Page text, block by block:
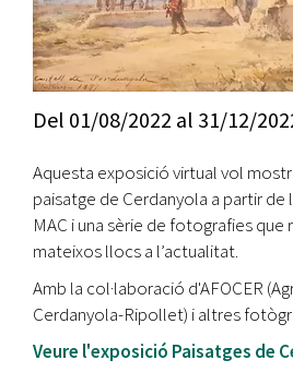
Del 01/08/2022 al 31/12/
Aquesta exposició virtual vol
paisatge de Cerdanyola a partir
MAC i una sèrie de fotografies
mateixos llocs a l’actualitat.
​Amb la col·laboració d'AFOCER
Cerdanyola-Ripollet) i altres
Veure l'exposició Paisatges de